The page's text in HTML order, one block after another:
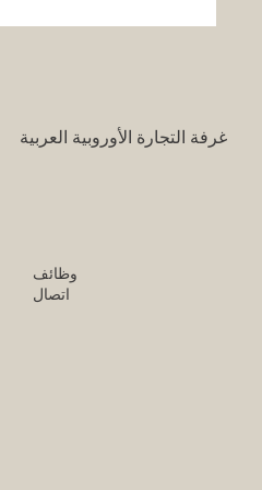
غرفة التجارة الأوروبية العربية
وظائف
اتصال